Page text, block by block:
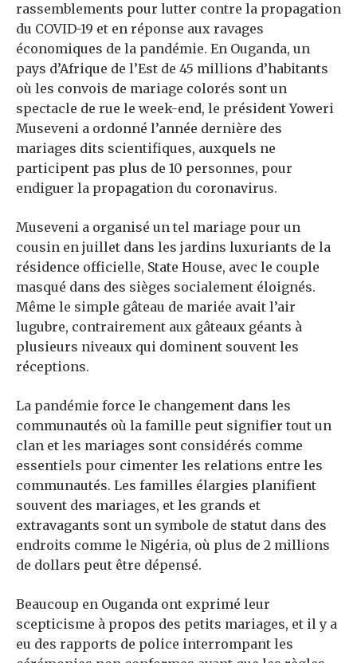
rassemblements pour lutter contre la propagation
du COVID-19 et en réponse aux ravages
économiques de la pandémie. En Ouganda, un
pays d’Afrique de l’Est de 45 millions d’habitants
où les convois de mariage colorés sont un
spectacle de rue le week-end, le président Yoweri
Museveni a ordonné l’année dernière des
mariages dits scientifiques, auxquels ne
participent pas plus de 10 personnes, pour
endiguer la propagation du coronavirus.
Museveni a organisé un tel mariage pour un
cousin en juillet dans les jardins luxuriants de la
résidence officielle, State House, avec le couple
masqué dans des sièges socialement éloignés.
Même le simple gâteau de mariée avait l’air
lugubre, contrairement aux gâteaux géants à
plusieurs niveaux qui dominent souvent les
réceptions.
La pandémie force le changement dans les
communautés où la famille peut signifier tout un
clan et les mariages sont considérés comme
essentiels pour cimenter les relations entre les
communautés. Les familles élargies planifient
souvent des mariages, et les grands et
extravagants sont un symbole de statut dans des
endroits comme le Nigéria, où plus de 2 millions
de dollars peut être dépensé.
Beaucoup en Ouganda ont exprimé leur
scepticisme à propos des petits mariages, et il y a
eu des rapports de police interrompant les